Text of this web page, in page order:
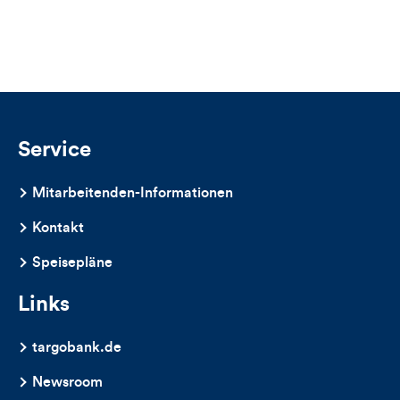
Kommentare
dieses
Artikels
Service
Mitarbeitenden-Informationen
Kontakt
Speisepläne
Links
targobank.de
Newsroom